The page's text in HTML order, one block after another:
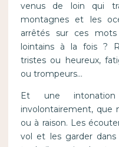
venus de loin qui
montagnes et les
arrêtés sur ces
lointains à la fois ?
tristes ou heureux,
ou trompeurs…
Et une
involontairement, que
ou à raison. Les
vol et les garder